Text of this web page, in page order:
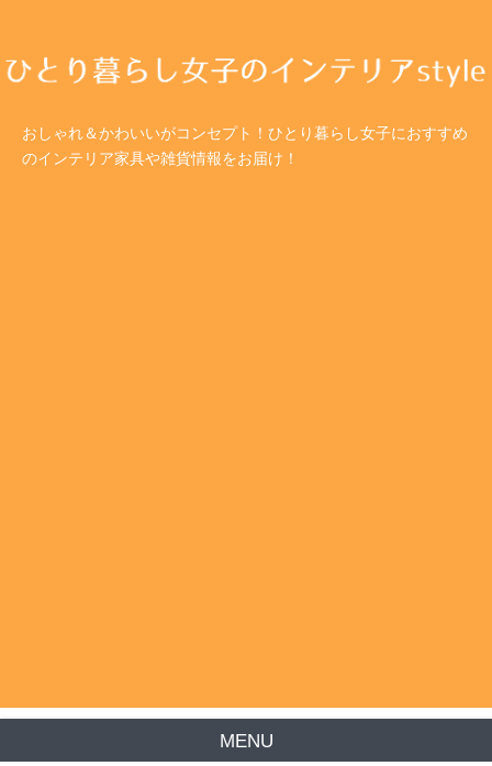
おしゃれ＆かわいいがコンセプト！ひとり暮らし女子におすすめ
のインテリア家具や雑貨情報をお届け！
MENU